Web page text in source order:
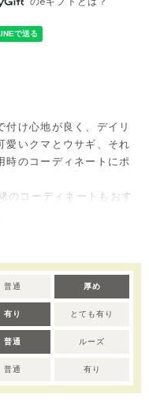
け心地が良く、デイリ
愛いクマとウサギ、それ
時のコーディネートにポ
コーディネートもおす
普通 厚め
有り とても有り
普通 ルーズ
普通 有り